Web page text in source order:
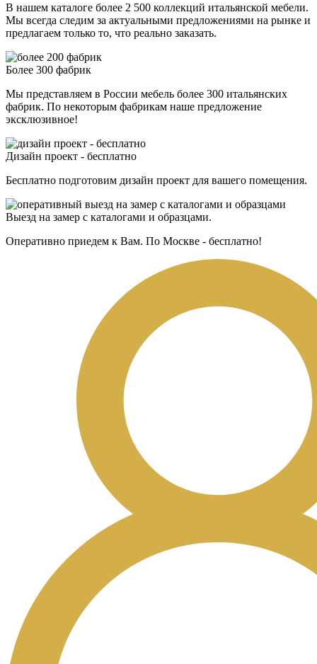
В нашем каталоге более 2 500 коллекций итальянской мебели.
Мы всегда следим за актуальными предложениями на рынке и
предлагаем только то, что реально заказать.
Более 300 фабрик
Мы представляем в России мебель более 300 итальянских
фабрик. По некоторым фабрикам наше предложение
эксклюзивное!
Дизайн проект - бесплатно
Бесплатно подготовим дизайн проект для вашего помещения.
Выезд на замер с каталогами и образцами.
Оперативно приедем к Вам. По Москве - бесплатно!